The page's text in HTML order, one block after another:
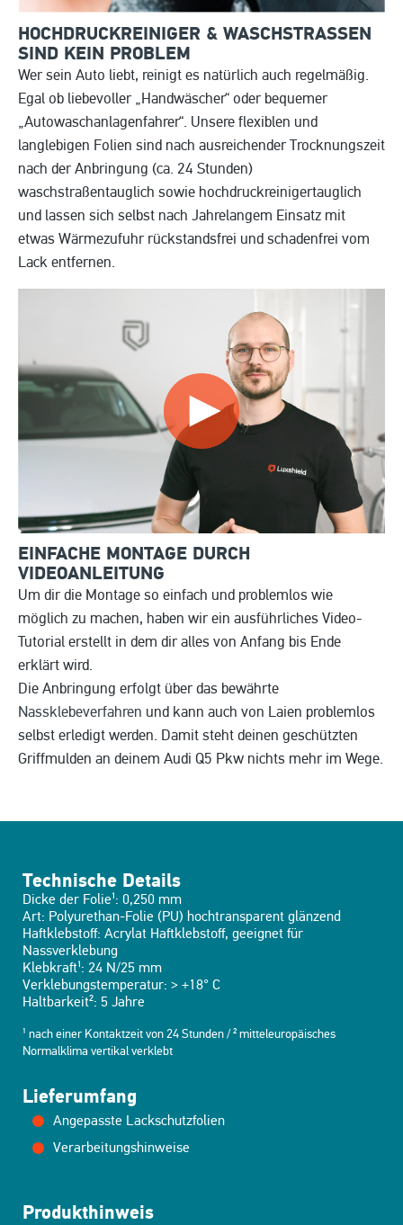
HOCHDRUCKREINIGER & WASCHSTRASSEN S
IND KEIN PROBLEM
Wer sein Auto liebt, reinigt es natürlich auch regelmäßig.
Egal ob liebevoller „Handwäscher“ oder bequemer
„Autowaschanlagenfahrer“. Unsere flexiblen und
langlebigen Folien sind nach ausreichender Trocknungszeit
nach der Anbringung (ca. 24 Stunden)
waschstraßentauglich sowie hochdruckreinigertauglich
und lassen sich selbst nach Jahrelangem Einsatz mit
etwas Wärmezufuhr rückstandsfrei und schadenfrei vom
Lack entfernen.
EINFACHE MONTAGE DURCH
VIDEOANLEITUNG
Um dir die Montage so einfach und problemlos wie
möglich zu machen, haben wir ein ausführliches Video-
Tutorial erstellt in dem dir alles von Anfang bis Ende
erklärt wird.
Die Anbringung erfolgt über das bewährte
Nassklebeverfahren und kann auch von Laien problemlos
selbst erledigt werden. Damit steht deinen geschützten
Griffmulden an deinem Audi Q5 Pkw nichts mehr im Wege.
Technische Details
Dicke der Folie¹: 0,250 mm
Art: Polyurethan-Folie (PU) hochtransparent glänzend
Haftklebstoff: Acrylat Haftklebstoff, geeignet für
Nassverklebung
Klebkraft¹: 24 N/25 mm
Verklebungstemperatur: > +18° C
Haltbarkeit²: 5 Jahre
¹ nach einer Kontaktzeit von 24 Stunden / ² mitteleuropäisches
Normalklima vertikal verklebt
Lieferumfang
Angepasste Lackschutzfolien
Verarbeitungshinweise
Produkthinweis